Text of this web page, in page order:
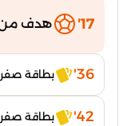
17' هدف من
36' بطاقة
42' بطاقة